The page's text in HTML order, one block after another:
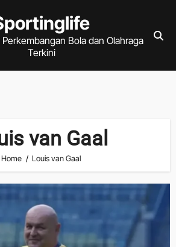
Bola dan Olahraga
Terkini
van Gaal
Home Louis van Gaal